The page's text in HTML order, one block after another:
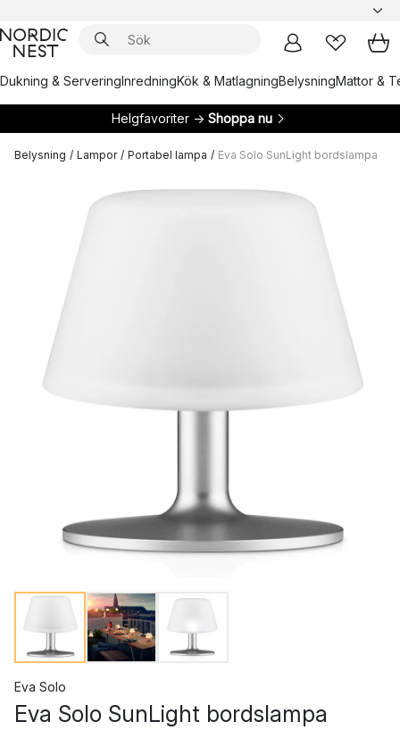
Dukning & ServeringInredningKök & MatlagningBelysningMattor &
Helgfavoriter → Shoppa nu
Belysning / Lampor / Portabel lampa / Eva Solo SunLight bordslampa
Eva Solo
Eva Solo SunLight bordslampa